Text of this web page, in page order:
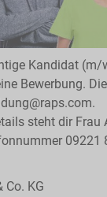
Kandidat
Bewerbung.
steht dir Frau
09221
Co. KG